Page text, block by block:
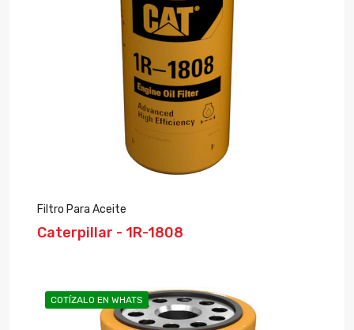
Filtro Para Aceite
Caterpillar - 1R-1808
COTÍZALO EN WHATS